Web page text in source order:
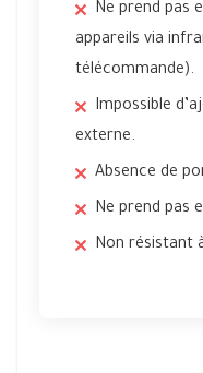
Ne prend pas
appareils via
télécommande).
Impossible
externe.
Absence de
Ne prend pas
Non résistant